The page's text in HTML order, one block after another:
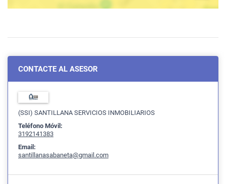
CONTACTE AL ASESOR
(SSI) SANTILLANA SERVICIOS INMOBILIARIOS
Teléfono Móvil:
3192141383
Email:
santillanasabaneta@gmail.com